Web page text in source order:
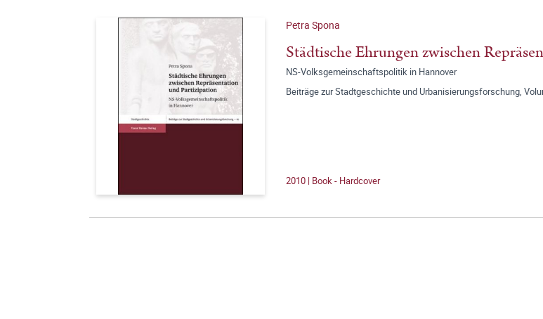
Petra Spona
Städtische Ehrungen zwischen
NS-Volksgemeinschaftspolitik in Hannover
Beiträge zur Stadtgeschichte und Urbanisierungsforschung,
2010 | Book - Hardcover